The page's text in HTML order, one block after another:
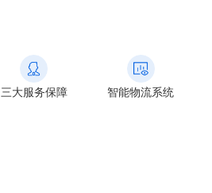
三大服务保障 智能物流系统